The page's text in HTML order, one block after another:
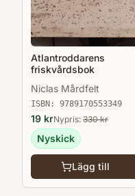
Atlantroddarens
friskvårdsbok
Niclas Mårdfelt
ISBN: 9789170553349
19 krNypris: 330kr
Nyskick
Lägg till